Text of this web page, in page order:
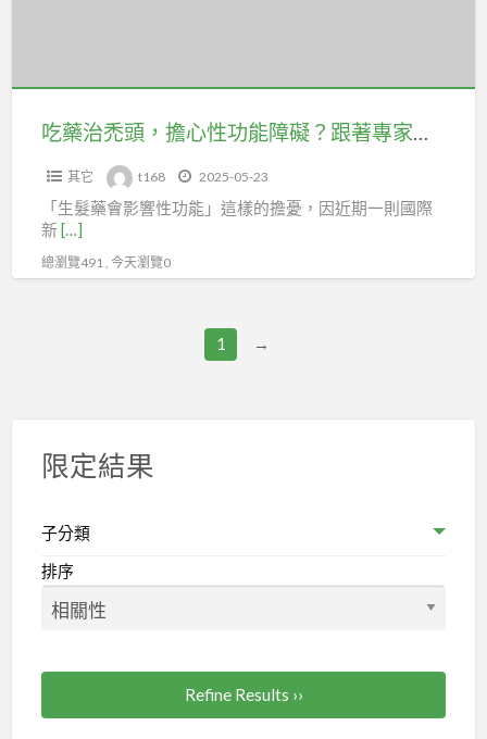
功
礙？
吃藥治禿頭，擔心性功能障礙？跟著專家教你安全生髮
其它 t168 2025-05-23
「生髮藥會影響性功能」這樣的擔憂，因近期一則國際
新[…]
總瀏覽491 , 今天瀏覽0
1 →
限定結果
子分類
排序
Refine Results ››